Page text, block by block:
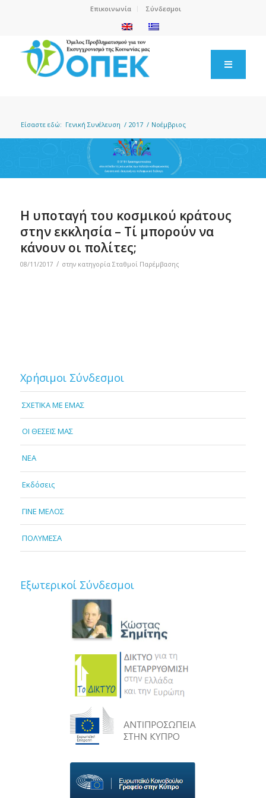
Επικοινωνία Σύνδεσμοι
Είσαστε εδώ: Γενική Συνέλευση / 2017 / Νοέμβριος
Η υποταγή του κοσμικού κράτους
στην εκκλησία – Τί μπορούν να
κάνουν οι πολίτες;
08/11/2017 / στην κατηγορία Σταθμοί Παρέμβασης
Χρήσιμοι Σύνδεσμοι
ΣΧΕΤΙΚΑ ΜΕ ΕΜΑΣ
OI ΘΕΣΕΙΣ ΜΑΣ
NEA
Εκδόσεις
ΓΙΝΕ ΜΕΛΟΣ
ΠΟΛΥΜΕΣΑ
Εξωτερικοί Σύνδεσμοι